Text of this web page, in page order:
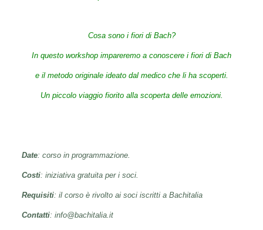
Cosa sono i fiori di Bach?
In questo workshop impareremo a conoscere i fiori di Bach
e il metodo originale ideato dal medico che li ha scoperti.
Un piccolo viaggio fiorito alla scoperta delle emozioni.
Date: corso in programmazione.
Costi: iniziativa gratuita per i soci.
Requisiti: il corso è rivolto ai soci iscritti a Bachitalia
Contatti: info@bachitalia.it